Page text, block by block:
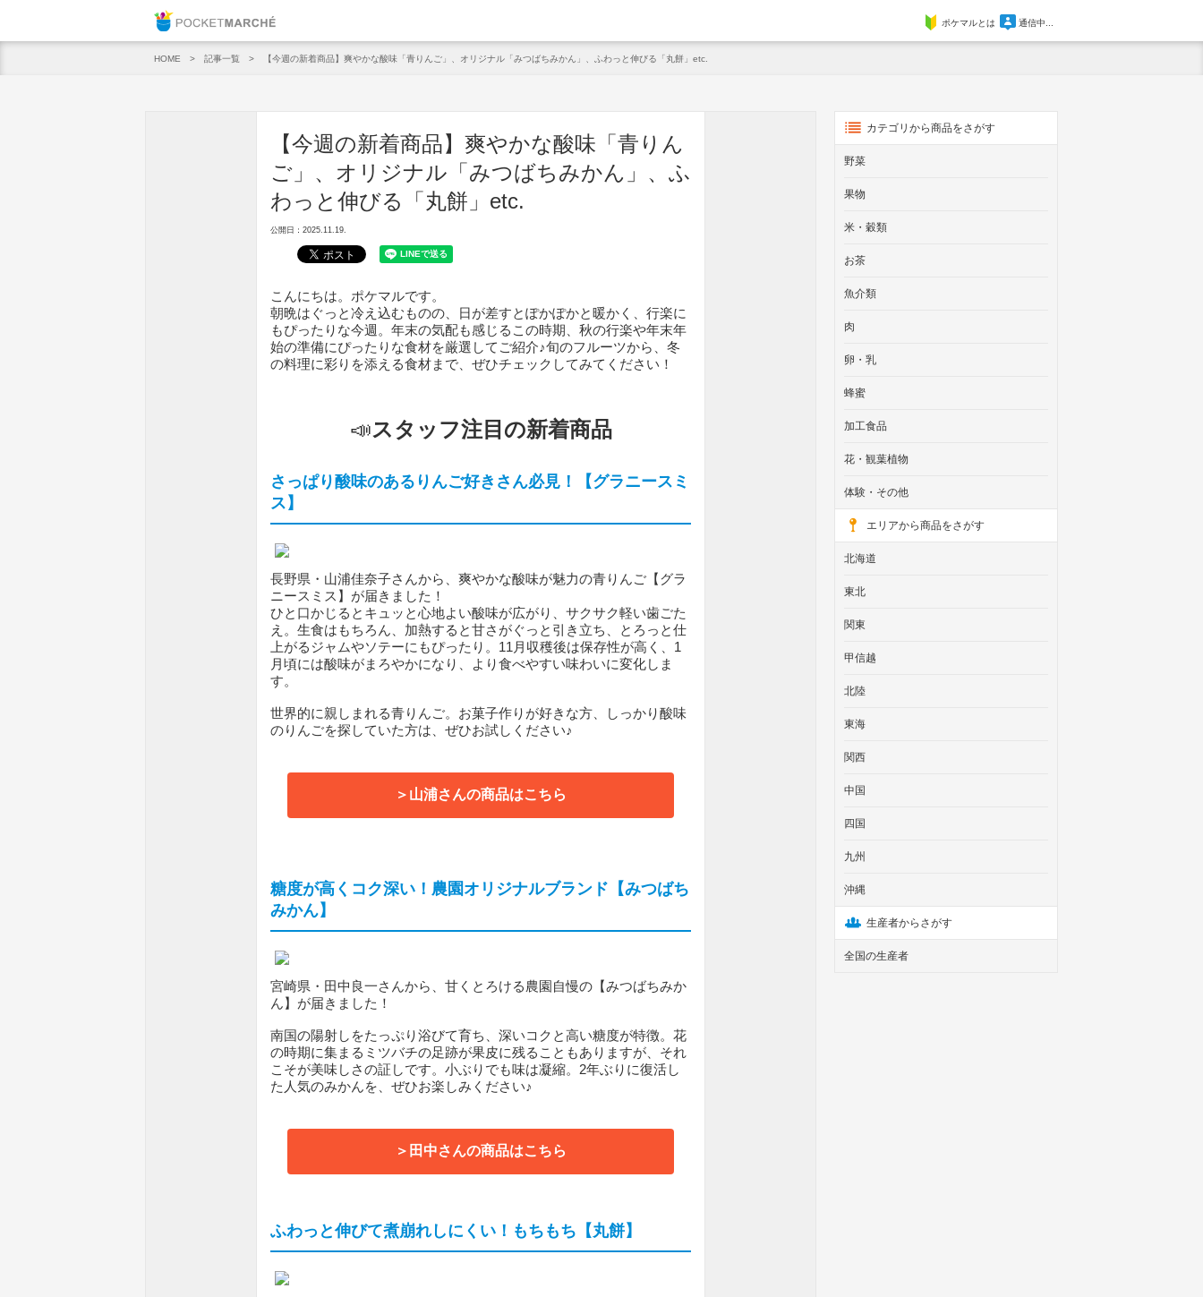
ポケマルとは 通信中...
HOME 記事一覧 【今週の新着商品】爽やかな酸味「青りんご」、オリジナル「みつばちみかん」、ふわっと伸びる「丸餅」etc.
【今週の新着商品】爽やかな酸味「青りん
ご」、オリジナル「みつばちみかん」、ふ
わっと伸びる「丸餅」etc.
公開日：2025.11.19.
こんにちは。ポケマルです。
朝晩はぐっと冷え込むものの、日が差すとぽかぽかと暖かく、行楽に
もぴったりな今週。年末の気配も感じるこの時期、秋の行楽や年末年
始の準備にぴったりな食材を厳選してご紹介♪旬のフルーツから、冬
の料理に彩りを添える食材まで、ぜひチェックしてみてください！
📣スタッフ注目の新着商品
さっぱり酸味のあるりんご好きさん必見！【グラニースミ
ス】
長野県・山浦佳奈子さんから、爽やかな酸味が魅力の青りんご【グラ
ニースミス】が届きました！
ひと口かじるとキュッと心地よい酸味が広がり、サクサク軽い歯ごた
え。生食はもちろん、加熱すると甘さがぐっと引き立ち、とろっと仕
上がるジャムやソテーにもぴったり。11月収穫後は保存性が高く、1
月頃には酸味がまろやかになり、より食べやすい味わいに変化しま
す。
世界的に親しまれる青りんご。お菓子作りが好きな方、しっかり酸味
のりんごを探していた方は、ぜひお試しください♪
＞山浦さんの商品はこちら
糖度が高くコク深い！農園オリジナルブランド【みつばち
みかん】
宮崎県・田中良一さんから、甘くとろける農園自慢の【みつばちみか
ん】が届きました！
南国の陽射しをたっぷり浴びて育ち、深いコクと高い糖度が特徴。花
の時期に集まるミツバチの足跡が果皮に残ることもありますが、それ
こそが美味しさの証しです。小ぶりでも味は凝縮。2年ぶりに復活し
た人気のみかんを、ぜひお楽しみください♪
＞田中さんの商品はこちら
ふわっと伸びて煮崩れしにくい！もちもち【丸餅】
カテゴリから商品をさがす
野菜
果物
米・穀類
お茶
魚介類
肉
卵・乳
蜂蜜
加工食品
花・観葉植物
体験・その他
エリアから商品をさがす
北海道
東北
関東
甲信越
北陸
東海
関西
中国
四国
九州
沖縄
生産者からさがす
全国の生産者